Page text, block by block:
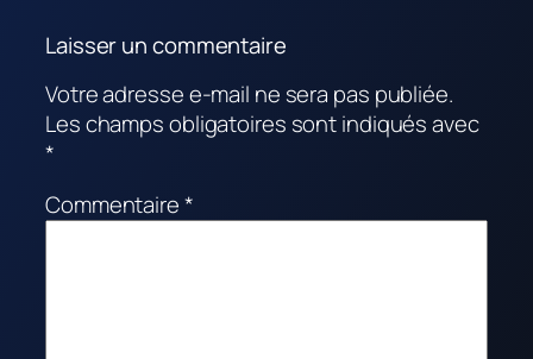
Laisser un commentaire
Votre adresse e-mail ne sera pas publiée.
Les champs obligatoires sont indiqués avec
*
Commentaire*